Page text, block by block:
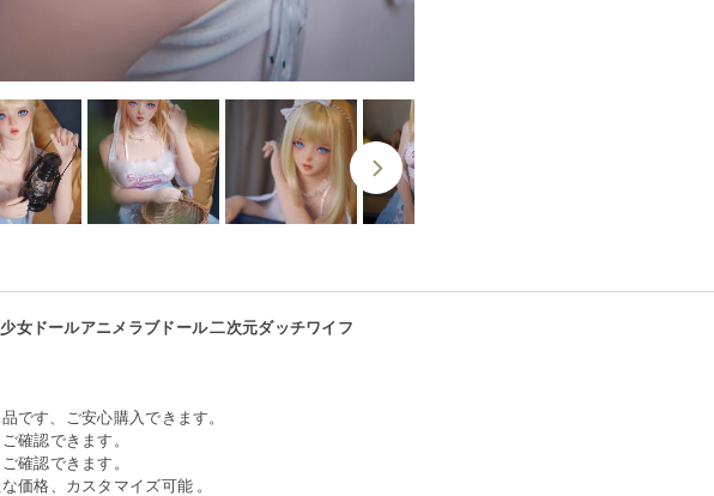
女ドールアニメラブドール 二次元ダッチワイフ
です、ご安心購入できます。
確認できます。
確認できます。
価格、カスタマイズ可能 。